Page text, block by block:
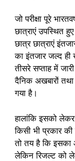
जो परीक्षा पूरे
छात्राएं उपस्थित
छात्र छात्राएं
का इंतजार जल्द
तीसरे सप्ताह में
दैनिक अखबारों तथा
गया है।
हालांकि इसको
किसी भी प्रकार
तो तय है कि इसका
लेकिन रिजल्ट को